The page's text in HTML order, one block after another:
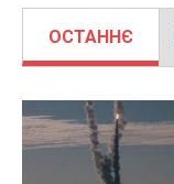
ОСТАННЄ